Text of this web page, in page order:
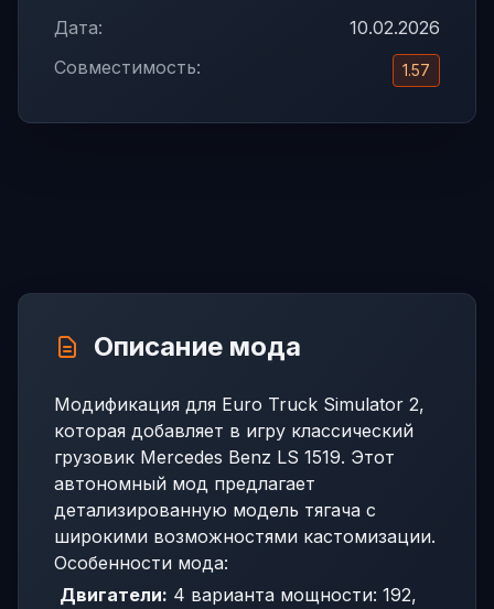
Дата:
10.02.2026
Совместимость:
1.57
Описание мода
Модификация для Euro Truck Simulator 2,
которая добавляет в игру классический
грузовик Mercedes Benz LS 1519. Этот
автономный мод предлагает
детализированную модель тягача с
широкими возможностями кастомизации.
Особенности мода:
Двигатели: 4 варианта мощности: 192,